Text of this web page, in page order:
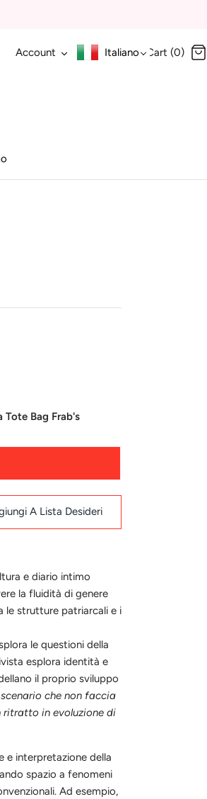
Account Italiano Cart (0)
Bag Frab's
A Lista Desideri
e diario intimo
la fluidità di genere
le strutture patriarcali e i
le questioni della
esplora identità e
il proprio sviluppo
che non faccia
ritratto in evoluzione di
e interpretazione della
spazio a fenomeni
Ad esempio,